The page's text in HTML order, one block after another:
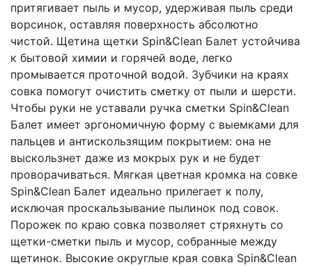
притягивает пыль и мусор, удерживая пыль среди
ворсинок, оставляя поверхность абсолютно
чистой. Щетина щетки Spin&Clean Балет устойчива
к бытовой химии и горячей воде, легко
промывается проточной водой. Зубчики на краях
совка помогут очистить сметку от пыли и шерсти.
Чтобы руки не уставали ручка сметки Spin&Clean
Балет имеет эргономичную форму с выемками для
пальцев и антискользящим покрытием: она не
выскользнет даже из мокрых рук и не будет
проворачиваться. Мягкая цветная кромка на совке
Spin&Clean Балет идеально прилегает к полу,
исключая проскальзывание пылинок под совок.
Порожек по краю совка позволяет стряхнуть со
щетки-сметки пыль и мусор, собранные между
щетинок. Высокие округлые края совка Spin&Clean